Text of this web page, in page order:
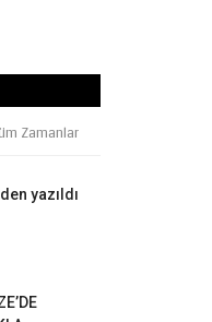
Zamanlar
yazıldı